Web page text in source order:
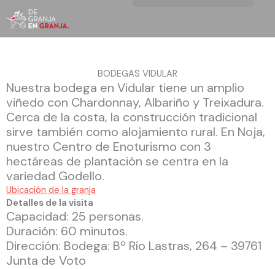
contenido
BODEGAS VIDULAR
Nuestra bodega en Vidular tiene un amplio
viñedo con Chardonnay, Albariño y Treixadura.
Cerca de la costa, la construcción tradicional
sirve también como alojamiento rural. En Noja,
nuestro Centro de Enoturismo con 3
hectáreas de plantación se centra en la
variedad Godello.
Ubicación de la granja
Detalles de la visita
Capacidad: 25 personas.
Duración: 60 minutos.
Dirección: Bodega: Bº Río Lastras, 264 – 39761
Junta de Voto